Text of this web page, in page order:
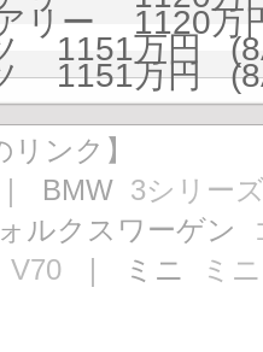
リー 1120万
1151万円
1151万円
リンク】
BMW 3シリー
ルクスワーゲン
V70 ｜ ミニ ミニ